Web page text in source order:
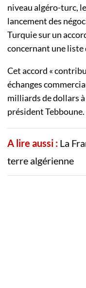
niveau algéro-turc,
lancement des
Turquie sur un
concernant une liste
Cet accord «
échanges
milliards de dollars
président Tebboune.
A lire aussi : La
terre algérienne